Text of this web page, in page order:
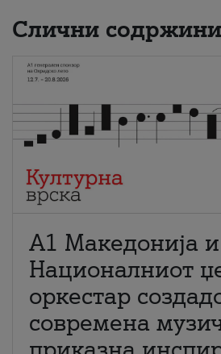
Слични содржини
А1 Македонија и
Националниот
оркестар
современа